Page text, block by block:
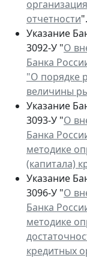
отчетности".
Указание
3092-У "О
Банка
"О порядке
величины
Указание
3093-У "О
Банка
методике
(капитала)
Указание
3096-У "О
Банка
методике
кредитных